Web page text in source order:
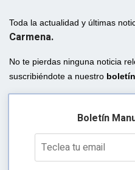
Toda la actualidad y últimas
Carmena.
No te pierdas ninguna noticia
suscribiéndote a nuestro
Boletín